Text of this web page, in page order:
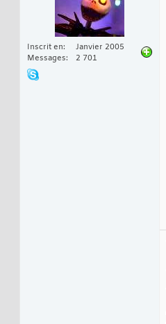
Inscrit en
Janvier 2005
Messages
2 701